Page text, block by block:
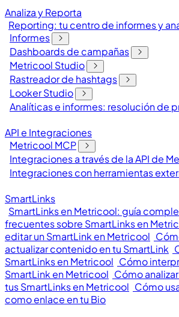
Analiza y Reporta
Reporting: tu centro de informes y
Informes
Dashboards de campañas
Metricool Studio
Rastreador de hashtags
Looker Studio
Analíticas e informes: resolución de
API e Integraciones
Metricool MCP
Integraciones a través de la API de
Integraciones con herramientas
SmartLinks
SmartLinks en Metricool: guía
frecuentes sobre SmartLinks en
editar un SmartLink en Metricool
actualizar contenido en tu SmartLink
SmartLinks en Metricool Cómo
SmartLink en Metricool Cómo
tus SmartLinks en Metricool Cómo
como enlace en tu Bio